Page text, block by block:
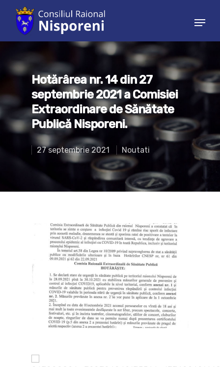
Hit enter to search or ESC to close
Hotărârea nr. 14 din 27
septembrie 2021 a Comisiei
Extraordinare de Sănătate
Publică Nisporeni.
27 septembrie 2021 Noutati